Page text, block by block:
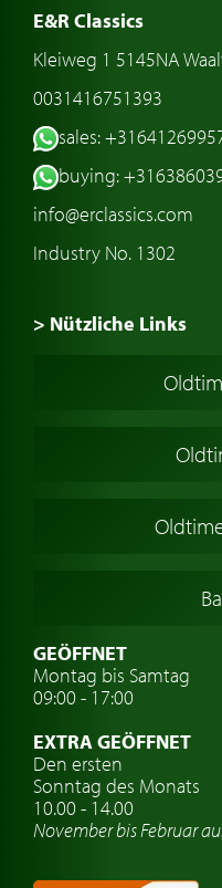
E&R Classics
Kleiweg 1 5145NA
0031416751393
sales:
buying:
info@erclassics.com
Industry No. 1302
> Nützliche Links
Oldtimers in Europa
Englische Oldtimer
Deutsche Oldtimer
Schwedische Oldtimer
Oldtimer mit h-
Auto Oldtimer Markt
Oldtimer-Versicherung
Oldtimer-Clubs
Oldtimer-Reisen
GEÖFFNET
Montag bis Samtag
09:00 - 17:00
EXTRA GEÖFFNET
Den ersten
Sonntag des Monats
10.00 - 14.00
November bis Februar